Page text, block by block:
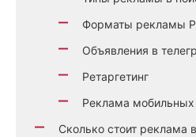
Форматы рекламы
Объявления в
Ретаргетинг
Реклама
Сколько стоит реклама